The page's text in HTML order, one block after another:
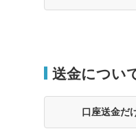
送金につい
口座送金だ